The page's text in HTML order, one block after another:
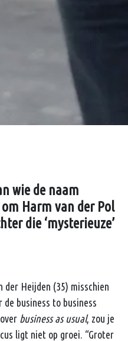
wie de naam
Harm van der Pol
die ‘mysterieuze’
der Heijden (35) misschien
business to business
business as usual, zou je
ligt niet op groei. “Groter